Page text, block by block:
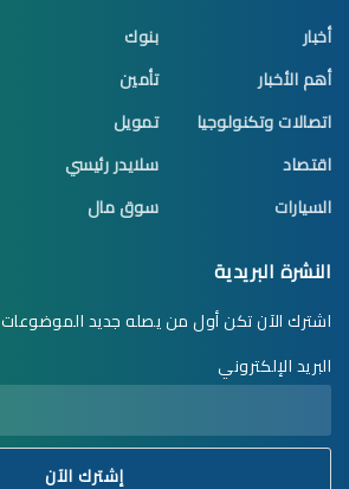
أخبار
أهم الأخبار
اتصالات وتكنولوجيا
اقتصاد
السيارات
بنوك
تأمين
تمويل
سلايدر رئيسي
سوق مال
النشرة البريدية
اشترك الآن تكن أول من يصله جديد الموضوعات
البريد الإلكتروني